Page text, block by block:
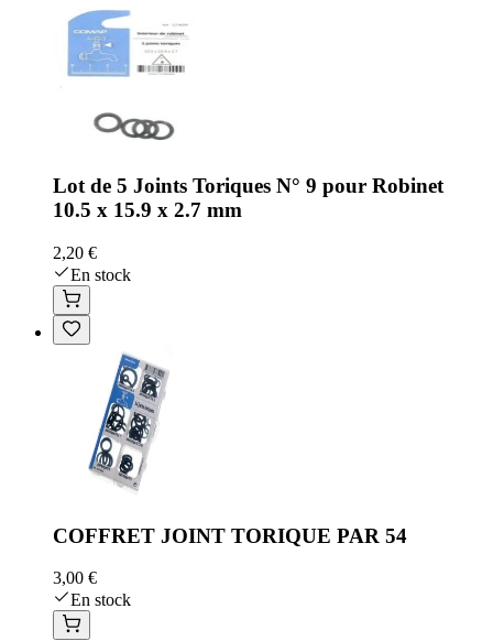
Lot de 5 Joints Toriques N° 9 pour Robinet
10.5 x 15.9 x 2.7 mm
2,20 €
En stock
COFFRET JOINT TORIQUE PAR 54
3,00 €
En stock